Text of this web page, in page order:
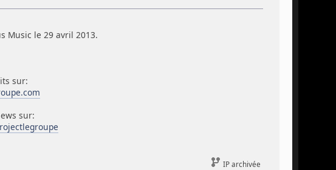
Music le 29 avril 2013.
sur:
sur:
IP archivée